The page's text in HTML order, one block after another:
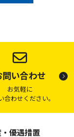
問い合わせ
お気軽に
合わせください。
優遇措置